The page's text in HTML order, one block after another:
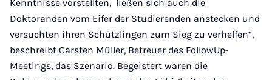
Kenntnisse vorstellten, ließen sich auch die
Doktoranden vom Eifer der Studierenden anstecken und
versuchten ihren Schützlingen zum Sieg zu verhelfen“,
beschreibt Carsten Müller, Betreuer des FollowUp-
Meetings, das Szenario. Begeistert waren die